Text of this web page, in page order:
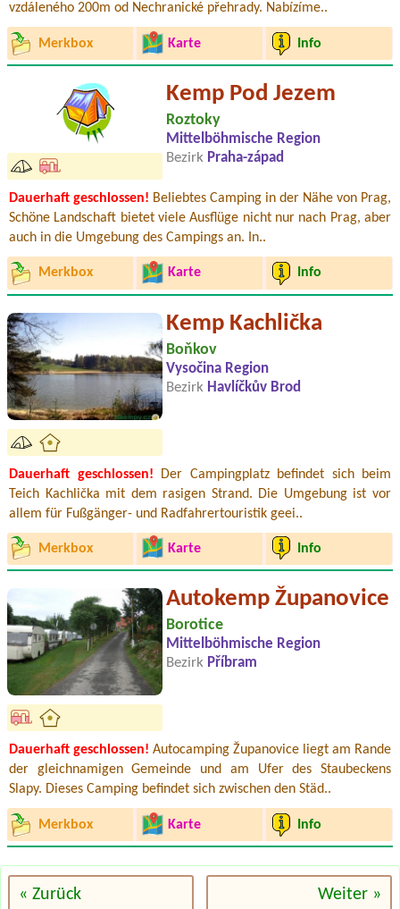
vzdáleného 200m od Nechranické přehrady. Nabízíme..
Merkbox Karte Info
Kemp Pod Jezem
Roztoky
Mittelböhmische Region
Bezirk Praha-západ
Dauerhaft geschlossen! Beliebtes Camping in der Nähe von Prag,
Schöne Landschaft bietet viele Ausflüge nicht nur nach Prag, aber
auch in die Umgebung des Campings an. In..
Merkbox Karte Info
Kemp Kachlička
Boňkov
Vysočina Region
Bezirk Havlíčkův Brod
Dauerhaft geschlossen! Der Campingplatz befindet sich beim
Teich Kachlička mit dem rasigen Strand. Die Umgebung ist vor
allem für Fußgänger- und Radfahrertouristik geei..
Merkbox Karte Info
Autokemp Županovice
Borotice
Mittelböhmische Region
Bezirk Příbram
Dauerhaft geschlossen! Autocamping Županovice liegt am Rande
der gleichnamigen Gemeinde und am Ufer des Staubeckens
Slapy. Dieses Camping befindet sich zwischen den Städ..
Merkbox Karte Info
« Zurück Weiter »